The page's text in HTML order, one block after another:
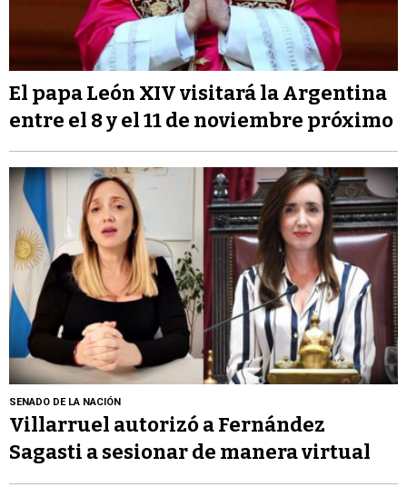
El papa León XIV visitará la Argentina
entre el 8 y el 11 de noviembre próximo
SENADO DE LA NACIÓN
Villarruel autorizó a Fernández
Sagasti a sesionar de manera virtual